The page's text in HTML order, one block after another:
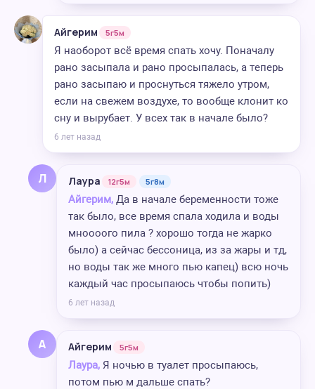
Айгерим 5г5м
Я наоборот всё время спать хочу. Поначалу
рано засыпала и рано просыпалась, а теперь
рано засыпаю и проснуться тяжело утром,
если на свежем воздухе, то вообще клонит ко
сну и вырубает. У всех так в начале было?
6 лет назад
Л Лаура 12г5м 5г8м
Айгерим, Да в начале беременности тоже
так было, все время спала ходила и воды
мноооого пила ? хорошо тогда не жарко
было) а сейчас бессоница, из за жары и тд,
но воды так же много пью капец) всю ночь
каждый час просыпаюсь чтобы попить)
6 лет назад
А Айгерим 5г5м
Лаура, Я ночью в туалет просыпаюсь,
потом пью м дальше спать?